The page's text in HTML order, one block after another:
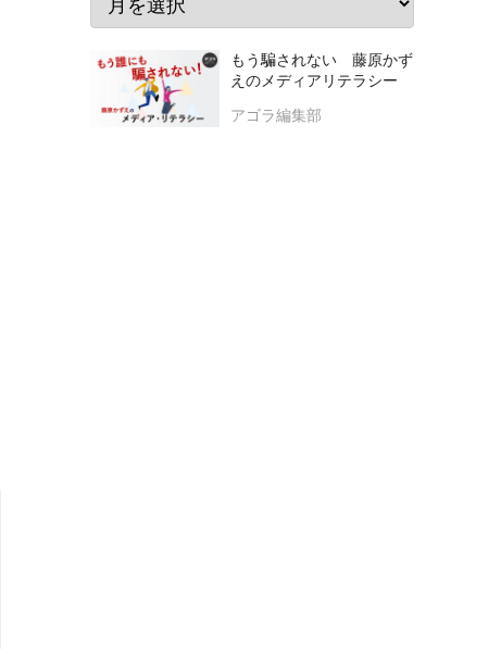
もう騙されない 藤原かず
えのメディアリテラシー
アゴラ編集部